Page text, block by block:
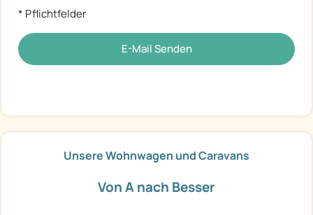
* Pflichtfelder
E-Mail Senden
Unsere Wohnwagen und Caravans
Von A nach Besser